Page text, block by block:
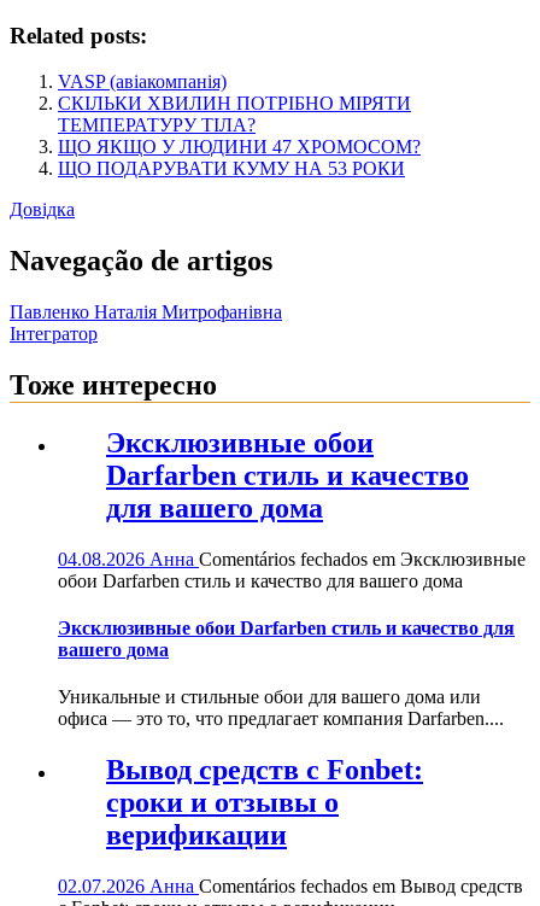
Related posts:
VASP (авіакомпанія)
СКІЛЬКИ ХВИЛИН ПОТРІБНО МІРЯТИ
ТЕМПЕРАТУРУ ТІЛА?
ЩО ЯКЩО У ЛЮДИНИ 47 ХРОМОСОМ?
ЩО ПОДАРУВАТИ КУМУ НА 53 РОКИ
Довідка
Navegação de artigos
Павленко Наталія Митрофанівна
Інтегратор
Тоже интересно
Эксклюзивные обои
Darfarben стиль и качество
для вашего дома
04.08.2026 Анна Comentários fechados em Эксклюзивные
обои Darfarben стиль и качество для вашего дома
Эксклюзивные обои Darfarben стиль и качество для
вашего дома
Уникальные и стильные обои для вашего дома или
офиса — это то, что предлагает компания Darfarben....
Вывод средств с Fonbet:
сроки и отзывы о
верификации
02.07.2026 Анна Comentários fechados em Вывод средств